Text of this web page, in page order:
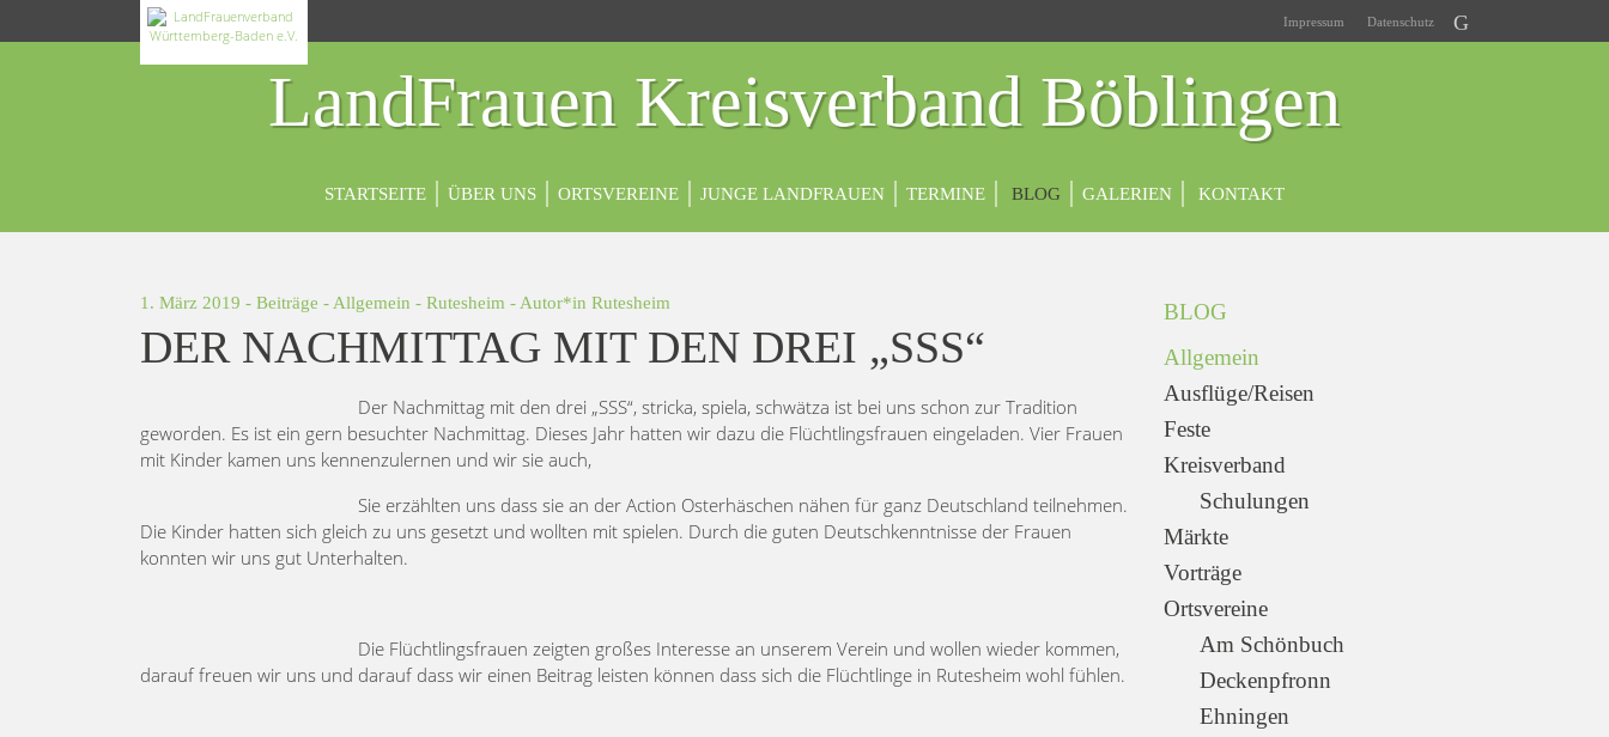
Impressum Datenschutz
LandFrauen Kreisverband Böblingen
STARTSEITE ÜBER UNS ORTSVEREINE JUNGE LANDFRAUEN TERMINE BLOG GALERIEN KONTAKT
1. März 2019 - Beiträge - Allgemein - Rutesheim - Autor*in Rutesheim
DER NACHMITTAG MIT DEN DREI „SSS“
Der Nachmittag mit den drei „SSS“, stricka, spiela, schwätza ist bei uns schon zur Tradition
geworden. Es ist ein gern besuchter Nachmittag. Dieses Jahr hatten wir dazu die Flüchtlingsfrauen eingeladen. Vier Frauen
mit Kinder kamen uns kennenzulernen und wir sie auch,
Sie erzählten uns dass sie an der Action Osterhäschen nähen für ganz Deutschland teilnehmen.
Die Kinder hatten sich gleich zu uns gesetzt und wollten mit spielen. Durch die guten Deutschkenntnisse der Frauen
konnten wir uns gut Unterhalten.
Die Flüchtlingsfrauen zeigten großes Interesse an unserem Verein und wollen wieder kommen,
darauf freuen wir uns und darauf dass wir einen Beitrag leisten können dass sich die Flüchtlinge in Rutesheim wohl fühlen.
BLOG
Allgemein
Ausflüge/Reisen
Feste
Kreisverband
Schulungen
Märkte
Vorträge
Ortsvereine
Am Schönbuch
Deckenpfronn
Ehningen